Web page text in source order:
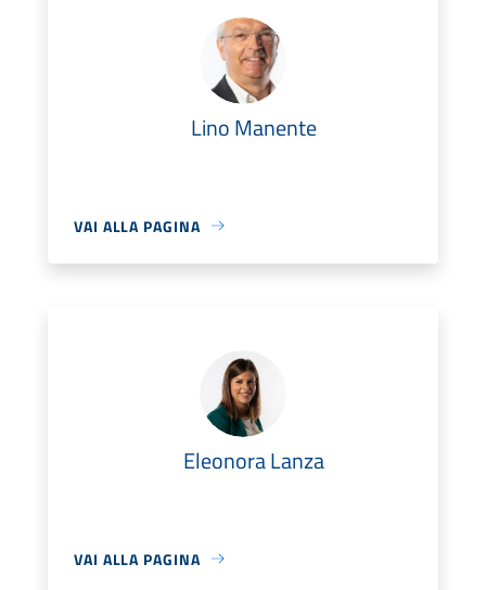
Lino Manente
VAI ALLA PAGINA
Eleonora Lanza
VAI ALLA PAGINA